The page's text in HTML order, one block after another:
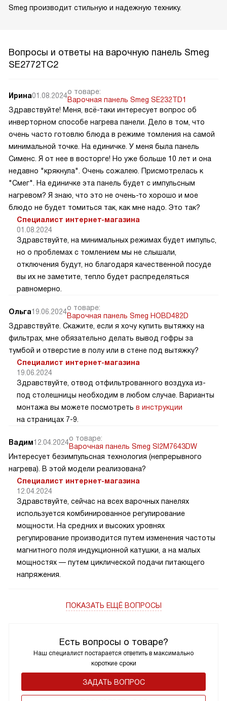
Smeg производит стильную и надежную технику.
Вопросы и ответы на варочную панель Smeg
SE2772TC2
Есть вопросы о товаре?
Наш специалист постарается ответить в максимально
короткие сроки
ЗАДАТЬ ВОПРОС
Ирина01.08.2024о товаре:
Варочная панель Smeg SE232TD1
Здравствуйте! Меня, всё-таки интересует вопрос об
инверторном способе нагрева панели. Дело в том, что
очень часто готовлю блюда в режиме томления на самой
минимальной точке. На единичке. У меня была панель
Сименс. Я от нее в восторге! Но уже больше 10 лет и она
недавно "крякнула". Очень сожалею. Присмотрелась к
"Смег". На единичке эта панель будет с импульсным
нагревом? Я знаю, что это не очень-то хорошо и мое
блюдо не будет томиться так, как мне надо. Это так?
Специалист интернет-магазина
01.08.2024
Здравствуйте, на минимальных режимах будет импульс,
но о проблемах с томлением мы не слышали,
отключения будут, но благодаря качественной посуде
вы их не заметите, тепло будет распределяться
равномерно.
Ольга19.06.2024о товаре:
Варочная панель Smeg HOBD482D
Здравствуйте. Скажите, если я хочу купить вытяжку на
фильтрах, мне обязательно делать вывод гофры за
тумбой и отверстие в полу или в стене под вытяжку?
Специалист интернет-магазина
19.06.2024
Здравствуйте, отвод отфильтрованного воздуха из-
под столешницы необходим в любом случае. Варианты
монтажа вы можете посмотреть в инструкции
на страницах 7-9.
Вадим12.04.2024о товаре:
Варочная панель Smeg SI2M7643DW
Интересует безимпульсная технология (непрерывного
нагрева). В этой модели реализована?
Специалист интернет-магазина
12.04.2024
Здравствуйте, сейчас на всех варочных панелях
используется комбинированное регулирование
мощности. На средних и высоких уровнях
регулирование производится путем изменения частоты
магнитного поля индукционной катушки, а на малых
мощностях — путем циклической подачи питающего
напряжения.
ПОКАЗАТЬ ЕЩЁ ВОПРОСЫ